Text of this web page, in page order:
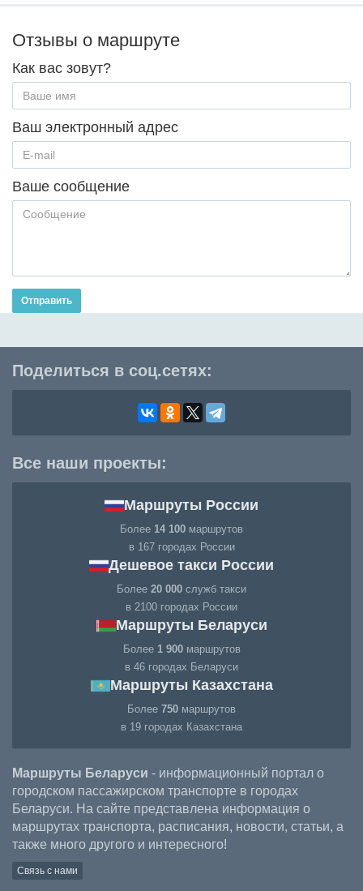
Отзывы о маршруте
Как вас зовут?
Ваш электронный адрес
Ваше сообщение
Отправить
Поделиться в соц.сетях:
Все наши проекты:
Маршруты России
Более 14 100 маршрутов
в 167 городах России
Дешевое такси России
Более 20 000 служб такси
в 2100 городах России
Маршруты Беларуси
Более 1 900маршрутов
в 46 городах Беларуси
Маршруты Казахстана
Более 750 маршрутов
в 19 городах Казахстана
Маршруты Беларуси - информационный портал о
городском пассажирском транспорте в городах
Беларуси. На сайте представлена информация о
маршрутах транспорта, расписания, новости, статьи, а
также много другого и интересного!
Связь с нами